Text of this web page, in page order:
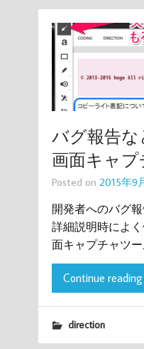
バグ報告
画面キャ
Posted on 2015年9
開発者へのバグ
詳細説明時によ
面キャプチャツー
Continue
direction